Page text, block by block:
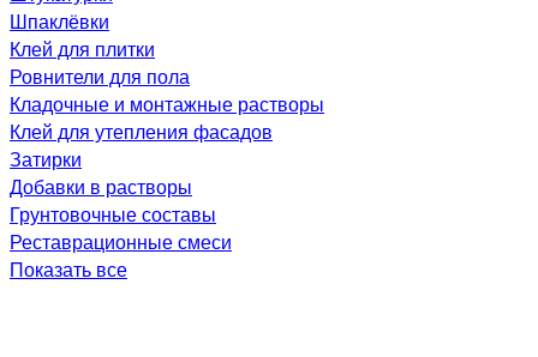
Шпаклёвки
Клей для плитки
Ровнители для пола
Кладочные и монтажные растворы
Клей для утепления фасадов
Затирки
Добавки в растворы
Грунтовочные составы
Реставрационные смеси
Показать все